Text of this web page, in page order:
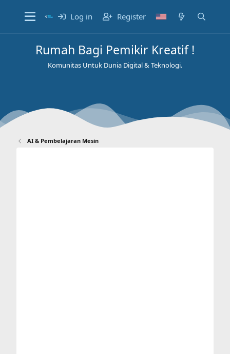
Log in Register
Rumah Bagi Pemikir Kreatif !
Komunitas Untuk Dunia Digital & Teknologi.
AI & Pembelajaran Mesin